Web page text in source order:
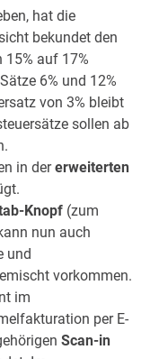
hat die
bekundet den
auf 17%
6% und 12%
von 3% bleibt
sollen ab
in dererweiterten
Knopf (zum
nun auch
und
vorkommen.
im
per E-
Scan-in